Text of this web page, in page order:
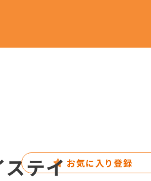
お気に入り登録
ステイ